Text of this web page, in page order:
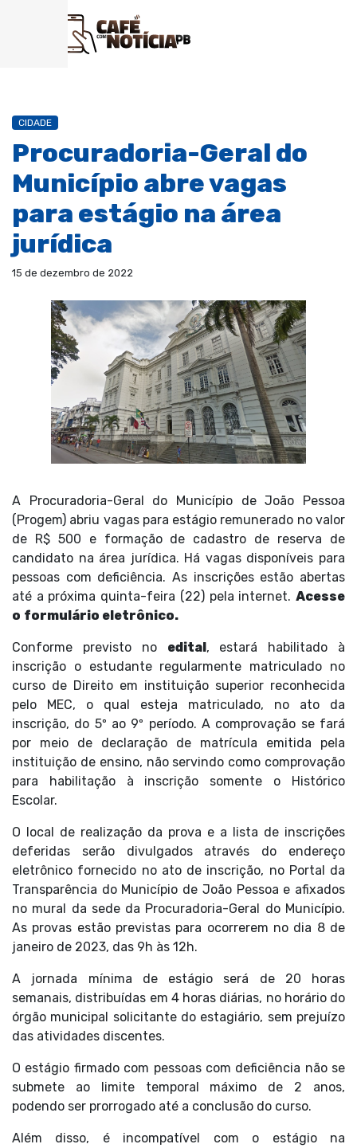
CIDADE
Procuradoria-Geral do
Município abre vagas
para estágio na área
jurídica
15 de dezembro de 2022
A Procuradoria-Geral do Município de João Pessoa
(Progem) abriu vagas para estágio remunerado no valor
de R$ 500 e formação de cadastro de reserva de
candidato na área jurídica. Há vagas disponíveis para
pessoas com deficiência. As inscrições estão abertas
até a próxima quinta-feira (22) pela internet. Acesse
o formulário eletrônico.
Conforme previsto no edital, estará habilitado à
inscrição o estudante regularmente matriculado no
curso de Direito em instituição superior reconhecida
pelo MEC, o qual esteja matriculado, no ato da
inscrição, do 5º ao 9º período. A comprovação se fará
por meio de declaração de matrícula emitida pela
instituição de ensino, não servindo como comprovação
para habilitação à inscrição somente o Histórico
Escolar.
O local de realização da prova e a lista de inscrições
deferidas serão divulgados através do endereço
eletrônico fornecido no ato de inscrição, no Portal da
Transparência do Município de João Pessoa e afixados
no mural da sede da Procuradoria-Geral do Município.
As provas estão previstas para ocorrerem no dia 8 de
janeiro de 2023, das 9h às 12h.
A jornada mínima de estágio será de 20 horas
semanais, distribuídas em 4 horas diárias, no horário do
órgão municipal solicitante do estagiário, sem prejuízo
das atividades discentes.
O estágio firmado com pessoas com deficiência não se
submete ao limite temporal máximo de 2 anos,
podendo ser prorrogado até a conclusão do curso.
Além disso, é incompatível com o estágio na